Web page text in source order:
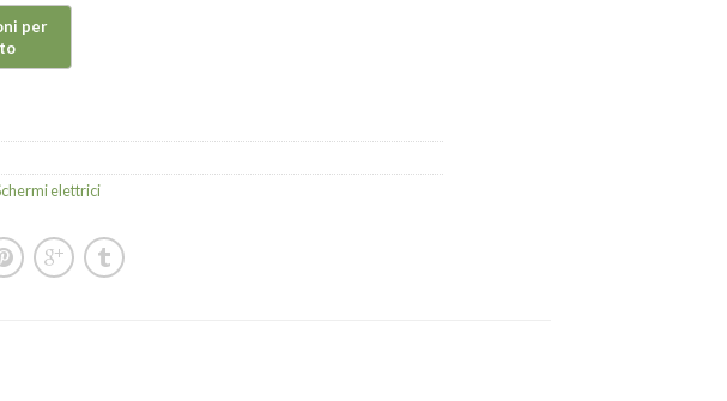
elettrici